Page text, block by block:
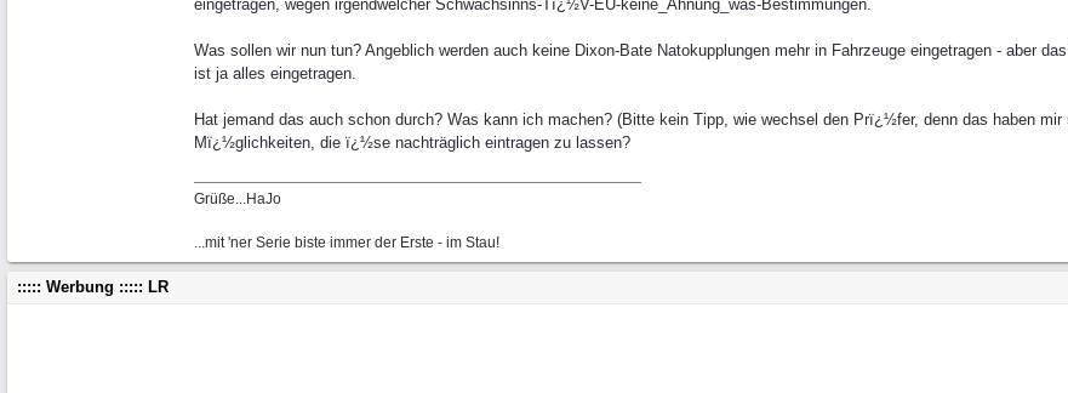
eingetragen, wegen irgendwelcher Schwachsinns-Tï¿½V-EU-keine_Ahnung_was-Bestimmungen.
Was sollen wir nun tun? Angeblich werden auch keine Dixon-Bate Natokupplungen mehr in Fahrzeuge eingetragen - aber
ist ja alles eingetragen.
Hat jemand das auch schon durch? Was kann ich machen? (Bitte kein Tipp, wie wechsel den Prï¿½fer, denn das haben
Mï¿½glichkeiten, die ï¿½se nachträglich eintragen zu lassen?
Grüße...HaJo
...mit 'ner Serie biste immer der Erste - im Stau!
::::: Werbung ::::: LR